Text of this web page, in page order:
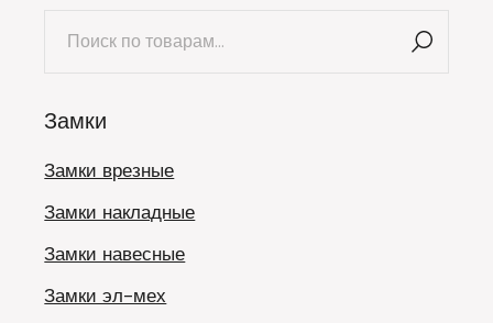
Замки
Замки врезные
Замки накладные
Замки навесные
Замки эл-мех